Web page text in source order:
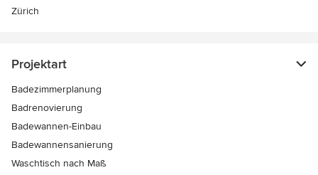
Zürich
Projektart
Badezimmerplanung
Badrenovierung
Badewannen-Einbau
Badewannensanierung
Waschtisch nach Maß